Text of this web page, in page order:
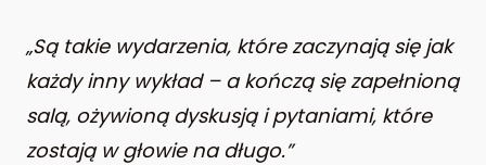
„Są takie wydarzenia, które zaczynają się jak
każdy inny wykład – a kończą się zapełnioną
salą, ożywioną dyskusją i pytaniami, które
zostają w głowie na długo.”